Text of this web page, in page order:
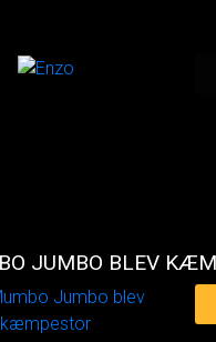
JUMBO BLEV